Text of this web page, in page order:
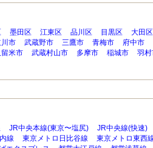
墨田区 江東区 品川区 目黒区 大田区
川市 武蔵野市 三鷹市 青梅市 府中市
留米市 武蔵村山市 多摩市 稲城市 羽村
JR中央本線(東京〜塩尻) JR中央線(快速)
線 東京メトロ日比谷線 東京メトロ東西